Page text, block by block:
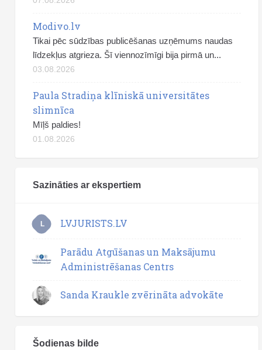
Modivo.lv
Tikai pēc sūdzības publicēšanas uzņēmums naudas
līdzekļus atgrieza. Šī viennozīmīgi bija pirmā un...
03.08.2026
Paula Stradiņa klīniskā universitātes
slimnīca
Mīļš paldies!
01.08.2026
Sazināties ar ekspertiem
L LVJURISTS.LV
Parādu Atgūšanas un Maksājumu
Administrēšanas Centrs
Sanda Kraukle zvērināta advokāte
Šodienas bilde